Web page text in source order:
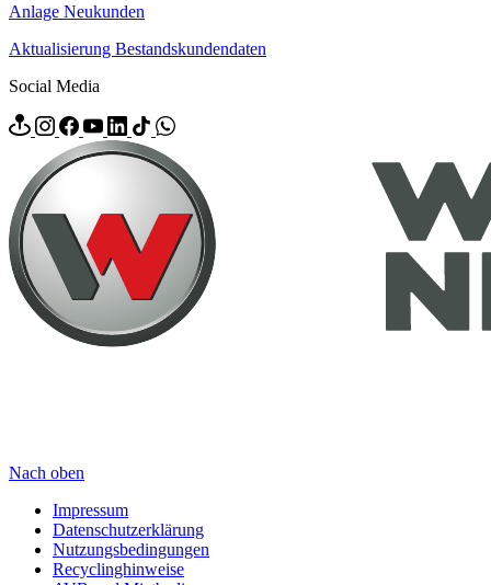
Anlage Neukunden
Aktualisierung Bestandskundendaten
Social Media
Nach oben
Impressum
Datenschutzerklärung
Nutzungsbedingungen
Recyclinghinweise